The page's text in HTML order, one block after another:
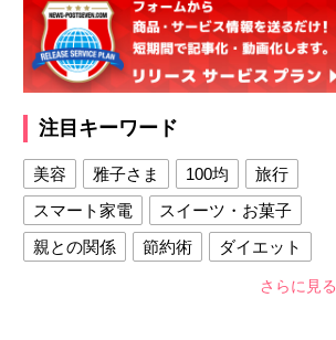
注目キーワード
美容 雅子さま 100均
旅行
スマート家電
スイーツ・お菓子
親との関係
節約術
ダイエット
さらに見る